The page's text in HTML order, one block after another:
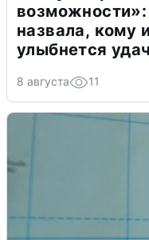
назвала, кому
улыбнется
8 августа 11